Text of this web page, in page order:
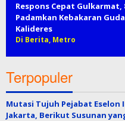
Respons Cepat Gulkarmat,
Padamkan Kebakaran
Kalideres
Di Berita, Metro
Terpopuler
Mutasi Tujuh Pejabat Eselon
Jakarta, Berikut Susunan